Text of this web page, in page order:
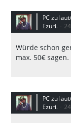
PC zu
Ezuri.
Würde schon
max. 50€ sagen.
PC zu
Ezuri.